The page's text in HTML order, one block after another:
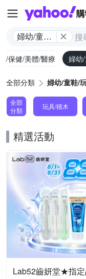
婦幼/童鞋/
/保健/美體/醫療 婦幼
全部分類 婦幼/童鞋/
全部
分類
玩具/積木
精選活動
Lab52齒妍堂★指